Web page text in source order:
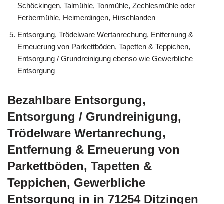
Schöckingen, Talmühle, Tonmühle, Zechlesmühle oder
Ferbermühle, Heimerdingen, Hirschlanden
Entsorgung, Trödelware Wertanrechung, Entfernung &
Erneuerung von Parkettböden, Tapetten & Teppichen,
Entsorgung / Grundreinigung ebenso wie Gewerbliche
Entsorgung
Bezahlbare Entsorgung,
Entsorgung / Grundreinigung,
Trödelware Wertanrechung,
Entfernung & Erneuerung von
Parkettböden, Tapetten &
Teppichen, Gewerbliche
Entsorgung in in 71254 Ditzingen